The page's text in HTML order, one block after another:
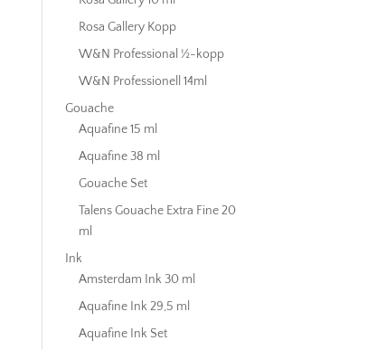
Rosa Gallery Kopp
W&N Professional ½-kopp
W&N Professionell 14ml
Gouache
Aquafine 15 ml
Aquafine 38 ml
Gouache Set
Talens Gouache Extra Fine 20
ml
Ink
Amsterdam Ink 30 ml
Aquafine Ink 29,5 ml
Aquafine Ink Set